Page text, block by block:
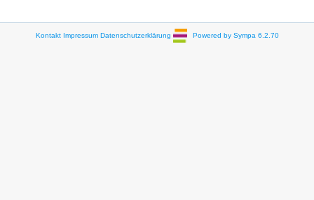
Kontakt Impressum Datenschutzerklärung Powered by Sympa 6.2.70